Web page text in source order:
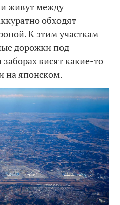
живут между
обходят
К этим участкам
дорожки под
висят какие-то
на японском.